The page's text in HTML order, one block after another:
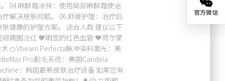
04.麻醉霜涂抹：使用局部麻醉霜使治
解决皮肤问题。 06.舒缓护理：治疗后
健康的护理方案。 适合人群 建议以下
周围泛红 🧡明显的红色血管 🧡荷尔蒙
🍊Vbeam Perfecta脉冲染料激光：美
Pro脱毛系统：美国Candela
：韩国最新皮肤治疗设备 如果您有
官方微信